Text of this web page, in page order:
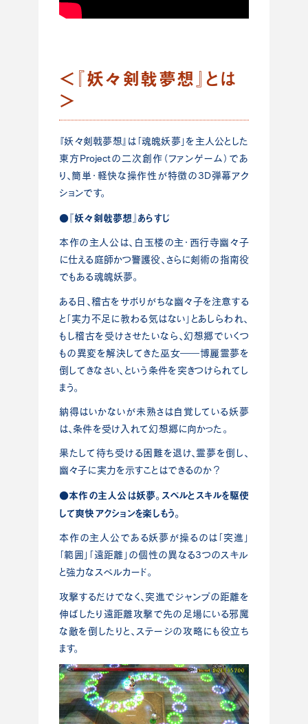
＜『妖々剣戟夢想』とは
＞
『妖々剣戟夢想』は「魂魄妖夢」を主人公とした
東方Projectの二次創作（ファンゲーム）であ
り、簡単・軽快な操作性が特徴の3D弾幕アク
ションです。
●『妖々剣戟夢想』あらすじ
本作の主人公は、白玉楼の主・西行寺幽々子
に仕える庭師かつ警護役、さらに剣術の指南役
でもある魂魄妖夢。
ある日、稽古をサボりがちな幽々子を注意する
と「実力不足に教わる気はない」とあしらわれ、
もし稽古を受けさせたいなら、幻想郷でいくつ
もの異変を解決してきた巫女――博麗霊夢を
倒してきなさい、という条件を突きつけられてし
まう。
納得はいかないが未熟さは自覚している妖夢
は、条件を受け入れて幻想郷に向かった。
果たして待ち受ける困難を退け、霊夢を倒し、
幽々子に実力を示すことはできるのか？
●本作の主人公は妖夢。スペルとスキルを駆使
して爽快アクションを楽しもう。
本作の主人公である妖夢が操るのは「突進」
「範囲」「遠距離」の個性の異なる3つのスキル
と強力なスペルカード。
攻撃するだけでなく、突進でジャンプの距離を
伸ばしたり遠距離攻撃で先の足場にいる邪魔
な敵を倒したりと、ステージの攻略にも役立ち
ます。